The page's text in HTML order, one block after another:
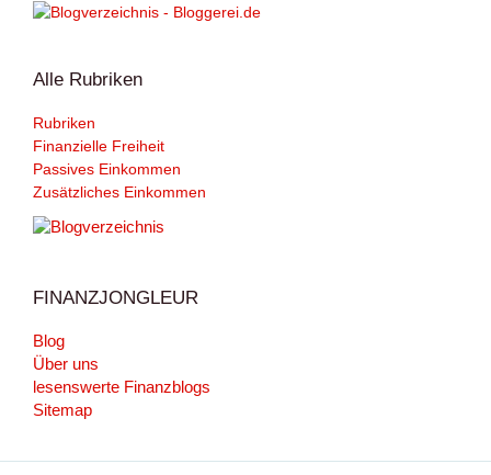
Alle Rubriken
Rubriken
Finanzielle Freiheit
Passives Einkommen
Zusätzliches Einkommen
FINANZJONGLEUR
Blog
Über uns
lesenswerte Finanzblogs
Sitemap